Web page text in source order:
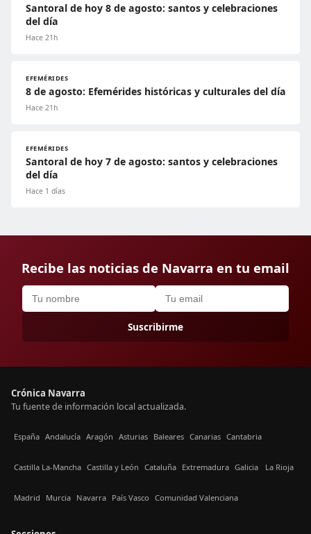
Santoral de hoy 8 de agosto: santos y celebraciones
del día
Hace 21h
EFEMÉRIDES
8 de agosto: Efemérides históricas y culturales del día
Hace 21h
EFEMÉRIDES
Santoral de hoy 7 de agosto: santos y celebraciones
del día
Hace 1 días
Recibe las noticias de Navarra en tu email
Suscribirme
Crónica Navarra
Tu fuente de información local actualizada.
España Andalucía Aragón Asturias Baleares Canarias Cantabria
Castilla La-Mancha Castilla y León Cataluña Extremadura Galicia La Rioja
Madrid Murcia Navarra País Vasco Comunidad Valenciana